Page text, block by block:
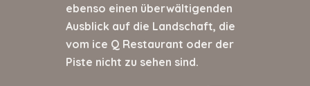
ebenso einen überwältigenden
Ausblick auf die Landschaft, die
vom ice Q Restaurant oder der
Piste nicht zu sehen sind.